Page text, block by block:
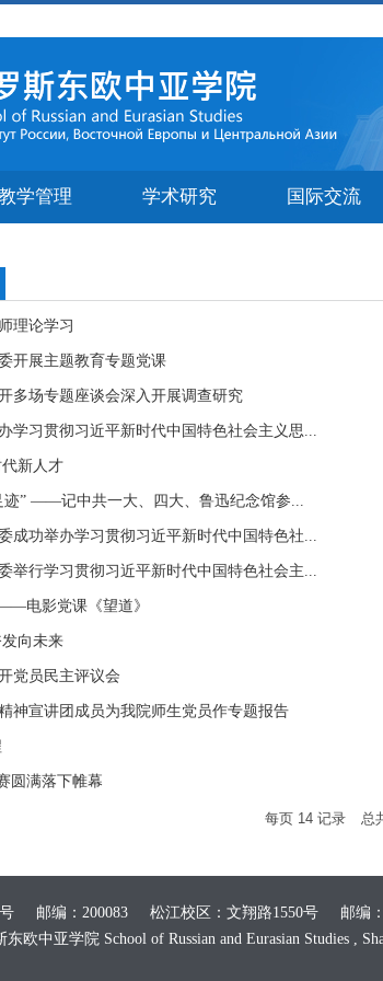
学管理 学术研究 国际交流
理论学习
开展主题教育专题党课
多场专题座谈会深入开展调查研究
学习贯彻习近平新时代中国特色社会主义思...
新人才
迹” ——记中共一大、四大、鲁迅纪念馆参...
成功举办学习贯彻习近平新时代中国特色社...
举行学习贯彻习近平新时代中国特色社会主...
电影党课《望道》
向未来
党员民主评议会
神宣讲团成员为我院师生党员作专题报告
圆满落下帷幕
每页 14 记录 总
号 邮编：200083 松江校区：文翔路1550号 邮编：
欧中亚学院 School of Russian and Eurasian Studies ,